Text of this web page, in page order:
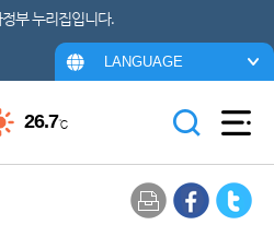
부 누리집입니다.
LANGUAGE
26.7℃